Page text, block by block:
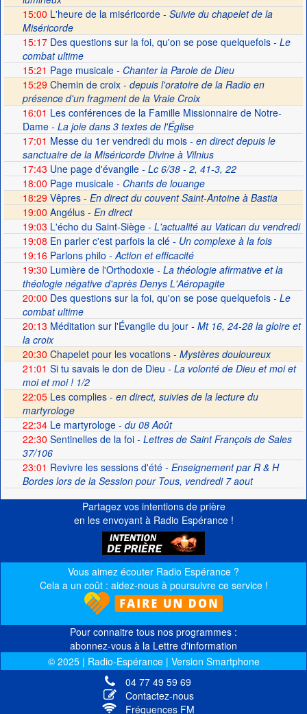
15:00 L'heure de la miséricorde - Suivie du chapelet de la
Miséricorde
15:17Des questions sur la foi, qu'on se pose quelquefois- Le
combat ultime
15:21 Page musicale- Chanter la Parole de Dieu
15:29 Chemin de croix - depuis l'oratoire de la Radio en
présence d'un fragment de la Vraie Croix
16:01 Les conférences de la Famille Missionnaire de Notre-
Dame- La joie dans 3 textes de l'Église
17:01 Messe du 1er vendredi du mois- en direct depuis le
sanctuaire de la Miséricorde Divine à Vilnius
17:43 Une page d'évangile- Lc 6/38 - 2, 41-3, 22
18:00 Page musicale- Chants de louange
18:29 Vêpres - En direct du couvent Saint-Antoine à Bastia
19:00 Angélus - En direct
19:03 L'écho du Saint-Siège- L'actualité au Vatican du vendredi
19:08 En parler c'est parfois la clé- Un complexe à la fois
19:16Parlons philo - Action et efficacité
19:30 Lumière de l'Orthodoxie- La théologie afirmative et la
théologie négative d'après Denys L'Aéropagite
20:00 Des questions sur la foi, qu'on se pose quelquefois- Le
combat ultime
20:13 Méditation sur l'Évangile du jour- Mt 16, 24-28 la gloire et
la croix
20:30 Chapelet pour les vocations - Mystères douloureux
21:01 Si tu savais le don de Dieu - La volonté de Dieu et moi et
moi et moi ! 1/2
22:05Les complies - en direct, suivies de la lecture du
martyrologe
22:34Le martyrologe- du 08 Août
22:30 Sentinelles de la foi- Lettres de Saint François de Sales
37/106
23:01 Revivre les sessions d'été- Enseignement par R & H
Bordes lors de la Session pour Tous, vendredi 7 aout
Partagez vos intentions de prière
en les envoyant à Radio Espérance !
Vous aimez écouter Radio Espérance ?
Cela a un coût : aidez-nous à poursuivre ce service !
Pour connaitre tous nos programmes :
abonnez-vous à la Lettre d'information
© 2025 | Radio-Espérance | Version Smartphone
04 77 49 59 69
Contactez-nous
Fréquences FM